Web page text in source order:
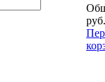
руб.